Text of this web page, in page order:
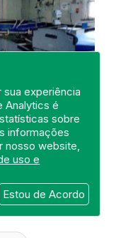
sua experiência
Analytics é
sobre
informações
nosso website,
uso e
Estou de Acordo